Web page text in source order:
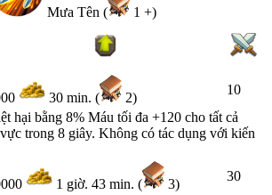
Mưa Tên ( 1 +)
30 min. ( 2)
10
hại bằng 8% Máu tối đa +120 cho tất cả
trong 8 giây. Không có tác dụng với kiến
1 giờ. 43 min. ( 3)
30